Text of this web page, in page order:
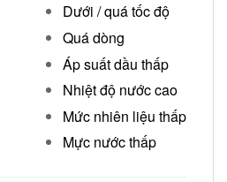
Dưới / quá tốc độ
Quá dòng
Áp suất dầu thấp
Nhiệt độ nước cao
Mức nhiên liệu thấp
Mực nước thấp